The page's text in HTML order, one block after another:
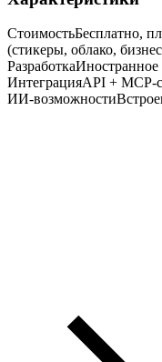
СтоимостьБесплатно,
(стикеры, облако,
Разработка
ИнтеграцияAPI + MCP-
ИИ-возможности